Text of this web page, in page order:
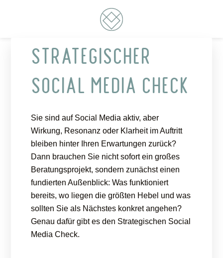
STRATEGISCHER
SOCIAL MEDIA CHECK
Sie sind auf Social Media aktiv, aber
Wirkung, Resonanz oder Klarheit im Auftritt
bleiben hinter Ihren Erwartungen zurück?
Dann brauchen Sie nicht sofort ein großes
Beratungsprojekt, sondern zunächst einen
fundierten Außenblick: Was funktioniert
bereits, wo liegen die größten Hebel und was
sollten Sie als Nächstes konkret angehen?
Genau dafür gibt es den Strategischen Social
Media Check.